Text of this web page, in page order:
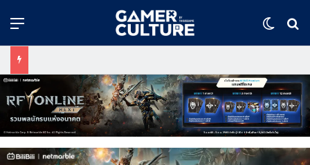
Menu